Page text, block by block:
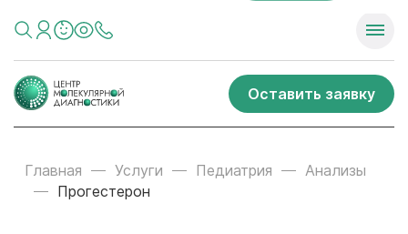
Оставить заявку
Главная Услуги Педиатрия
Анализы
Прогестерон